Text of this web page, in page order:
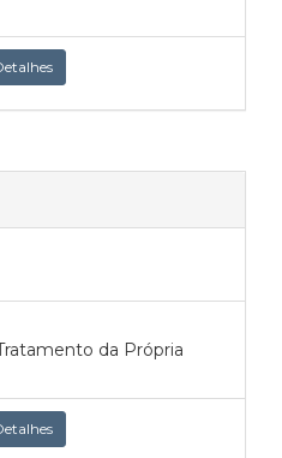
da Própria